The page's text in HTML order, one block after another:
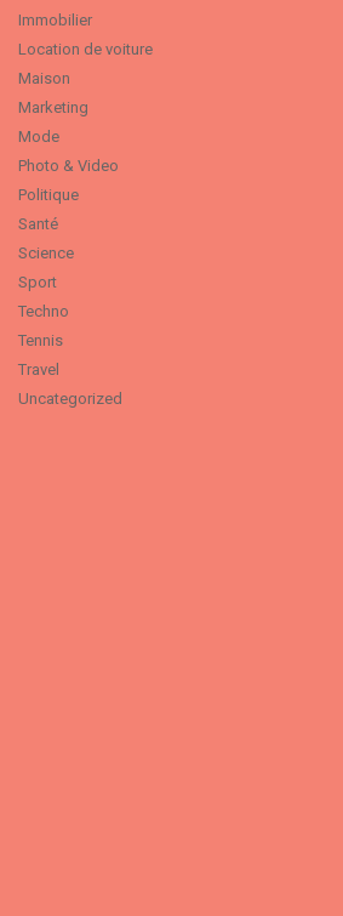
Immobilier
Location de voiture
Maison
Marketing
Mode
Photo & Video
Politique
Santé
Science
Sport
Techno
Tennis
Travel
Uncategorized